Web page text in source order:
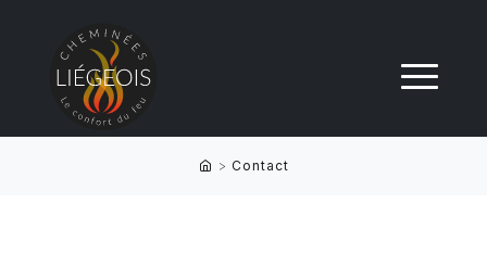
> Contact